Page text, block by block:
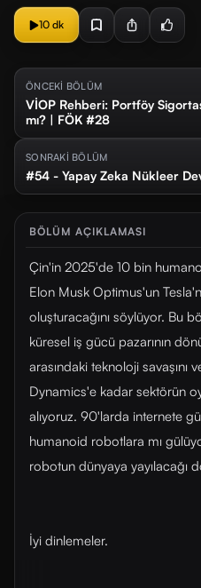
10 dk
ÖNCEKİ BÖLÜM
VİOP Rehberi: Portföy
mı? | FÖK #28
SONRAKİ BÖLÜM
#54 - Yapay Zeka Nükleer
BÖLÜM AÇIKLAMASI
Çin'in 2025'de 10 bin
Elon Musk Optimus'un
oluşturacağını söylüyor. Bu
küresel iş gücü pazarının
arasındaki teknoloji savaşını
Dynamics'e kadar sektörün
alıyoruz. 90'larda internete
humanoid robotlara mı
robotun dünyaya yayılacağı
İyi dinlemeler.